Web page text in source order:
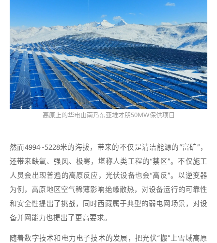
高原上的华电山南乃东亚堆才朋50MW保供项目
然而4994~5228米的海拔，带来的不仅是清洁能源的“富矿”，
还带来缺氧、强风、极寒，堪称人类工程的“禁区”。不仅施工
人员会出现普遍的高原反应，光伏设备也会“高反”。以逆变器
为例，高原地区空气稀薄影响绝缘散热，对设备运行的可靠性
和安全性提出了挑战，同时西藏属于典型的弱电网场景，对设
备并网能力也提出了更高要求。
随着数字技术和电力电子技术的发展，把光伏“搬”上雪域高原